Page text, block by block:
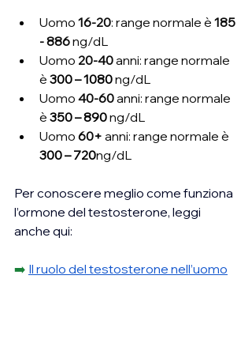
Uomo 16-20: range normale è 185
- 886 ng/dL
Uomo 20-40 anni: range normale
è 300 – 1080 ng/dL
Uomo 40-60 anni: range normale
è 350 – 890 ng/dL
Uomo 60+ anni: range normale è
300 – 720ng/dL
Per conoscere meglio come funziona
l’ormone del testosterone, leggi
anche qui:
➡️ Il ruolo del testosterone nell’uomo